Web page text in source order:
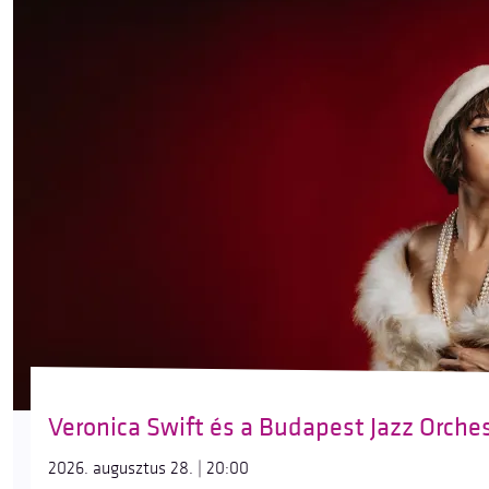
Veronica Swift és a Budapest Jazz
2026. augusztus 28. | 20:00